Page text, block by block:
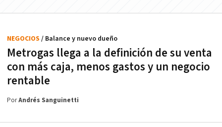
Metrogas llega a la definición de su venta
con más caja, menos gastos y un negocio
rentable
NEGOCIOS / Balance y nuevo dueño
PorAndrés Sanguinetti